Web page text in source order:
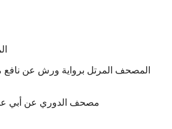
المصحف المرتل برواية ورش عن
مصحف الدوري عن أبي عمرو